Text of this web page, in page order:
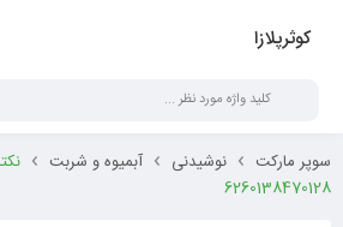
کوثرپلازا
سوپر مارکت نوشیدنی آبمیوه و شربت
6260138470128